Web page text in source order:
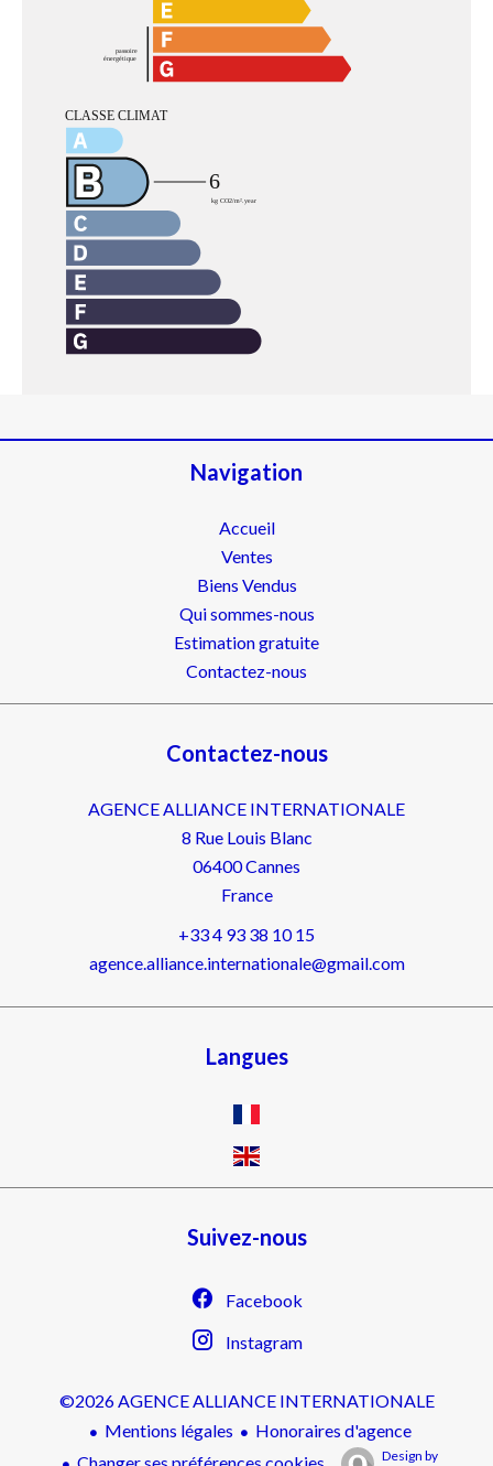
Navigation
Accueil
Ventes
Biens Vendus
Qui sommes-nous
Estimation gratuite
Contactez-nous
Contactez-nous
AGENCE ALLIANCE INTERNATIONALE
8 Rue Louis Blanc
06400Cannes
France
+33 4 93 38 10 15
agence.alliance.internationale@gmail.com
Langues
Suivez-nous
Facebook
Instagram
©2026 AGENCE ALLIANCE INTERNATIONALE
Mentions légales
Honoraires d'agence
Design by